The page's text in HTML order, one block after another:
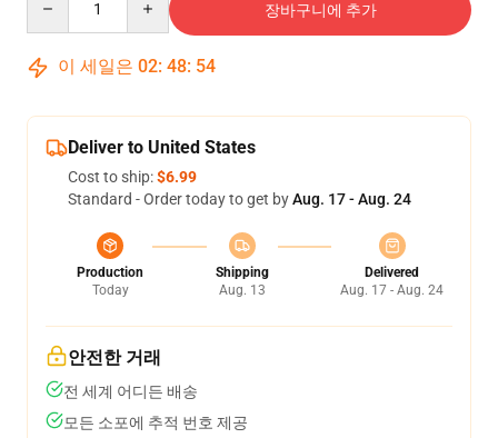
장바구니에 추가
이 세일은 02: 48: 54
Deliver to United States
Cost to ship:$6.99
Standard - Order today to get byAug. 17 - Aug. 24
Production
Today
Shipping
Aug. 13
Delivered
Aug. 17 - Aug. 24
안전한 거래
전 세계 어디든 배송
모든 소포에 추적 번호 제공